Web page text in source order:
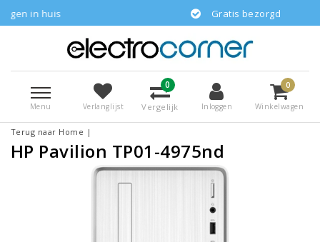
Gratis bezorgd
Menu Verlanglijst
0
Vergelijk Inloggen
0
Winkelwagen
Terug naar Home |
HP Pavilion TP01-4975nd